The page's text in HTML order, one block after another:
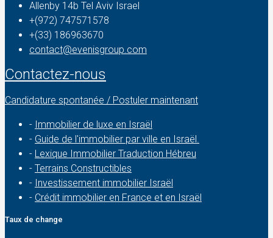
Allenby 14b Tel Aviv Israel
+(972) 747571578
+(33) 186963670
contact@evenisgroup.com
Contactez-nous
Candidature spontanée / Postuler maintenant
- Immobilier de luxe en Israël
- Guide de l'immobilier par ville en Israël.
- Lexique Immobilier Traduction Hébreu
- Terrains Constructibles
- Investissement immobilier Israël
- Crédit immobilier en France et en Israël
Taux de change